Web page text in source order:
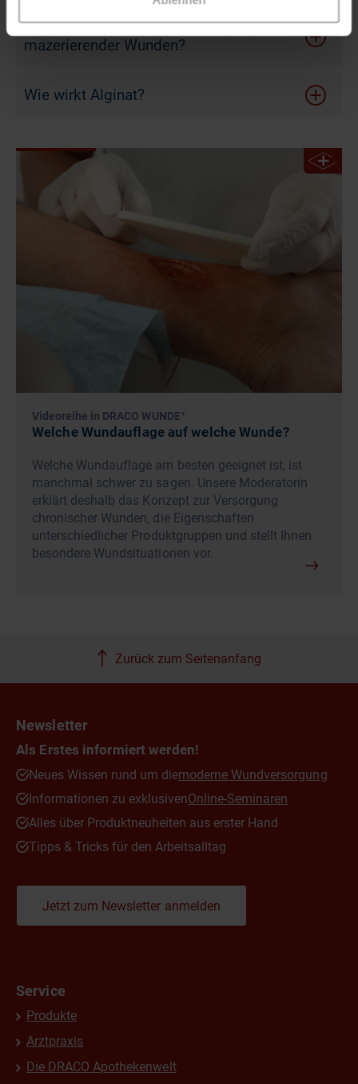
Eignet sich Alginat zur Versorgung
mazerierender Wunden?
Wie wirkt Alginat?
Videoreihe in DRACO WUNDE⁺
Welche Wundauflage auf welche Wunde?
Welche Wundauflage am besten geeignet ist, ist
manchmal schwer zu sagen. Unsere Moderatorin
erklärt deshalb das Konzept zur Versorgung
chronischer Wunden, die Eigenschaften
unterschiedlicher Produktgruppen und stellt Ihnen
besondere Wundsituationen vor.
Zurück zum Seitenanfang
Newsletter
Als Erstes informiert werden!
Neues Wissen rund um diemoderne Wundversorgung
Informationen zu exklusivenOnline-Seminaren
Alles über Produktneuheiten aus erster Hand
Tipps & Tricks für den Arbeitsalltag
Jetzt zum Newsletter anmelden
Service
Produkte
Arztpraxis
Die DRACO Apothekenwelt